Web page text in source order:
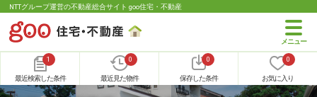
NTTグループ運営の不動産総合サイト goo住宅・不動産
1
最近検索した条件
0
最近見た物件
0
保存した条件
0
お気に入り